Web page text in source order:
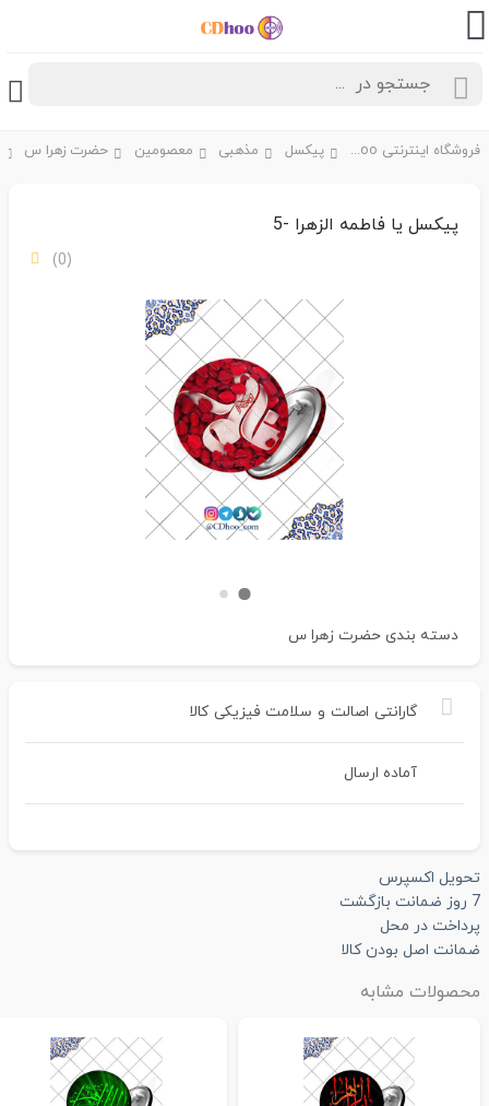
فروشگاه اینترنتی CDhoo پیکسل مذهبی معصومین حضرت زهرا س
پیکسل یا فاطمه الزهرا -5
(0)
دسته بندی حضرت زهرا س
گارانتی اصالت و سلامت فیزیکی کالا
آماده ارسال
تحویل اکسپرس
7 روز ضمانت بازگشت
پرداخت در محل
ضمانت اصل بودن کالا
محصولات مشابه